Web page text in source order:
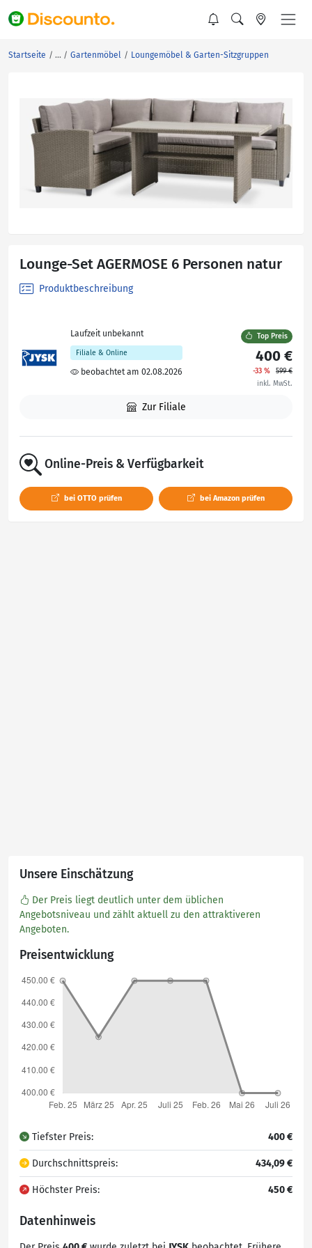
Startseite Gartenmöbel Loungemöbel & Garten-Sitzgruppen
Lounge-Set AGERMOSE 6 Personen natur
Produktbeschreibung
Laufzeit unbekannt
Filiale & Online
beobachtet am 02.08.2026
Top Preis
400 €
-33 %
599 €
inkl. MwSt.
Zur Filiale
Online-Preis & Verfügbarkeit
bei OTTO prüfen bei Amazon prüfen
Unsere Einschätzung
Der Preis liegt deutlich unter dem üblichen
Angebotsniveau und zählt aktuell zu den attraktiveren
Angeboten.
Preisentwicklung
Tiefster Preis: 400 €
Durchschnittspreis: 434,09 €
Höchster Preis: 450 €
Datenhinweis